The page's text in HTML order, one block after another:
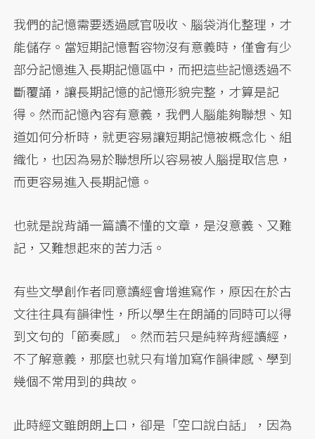
我們的記憶需要透過感官吸收、腦袋消化整理，才
能儲存。當短期記憶暫容物沒有意義時，僅會有少
部分記憶進入長期記憶區中，而把這些記憶透過不
斷覆誦，讓長期記憶的記憶形貌完整，才算是記
得。然而記憶內容有意義，我們人腦能夠聯想、知
道如何分析時，就更容易讓短期記憶被概念化、組
織化，也因為易於聯想所以容易被人腦提取信息，
而更容易進入長期記憶。
也就是說背誦一篇讀不懂的文章，是沒意義、又難
記，又難想起來的苦力活。
有些文學創作者同意讀經會增進寫作，原因在於古
文往往具有韻律性，所以學生在朗誦的同時可以得
到文句的「節奏感」。然而若只是純粹背經讀經，
不了解意義，那麼也就只有增加寫作韻律感、學到
幾個不常用到的典故。
此時經文雖朗朗上口，卻是「空口說白話」，因為